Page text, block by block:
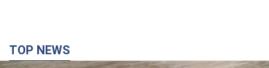
TOP NEWS